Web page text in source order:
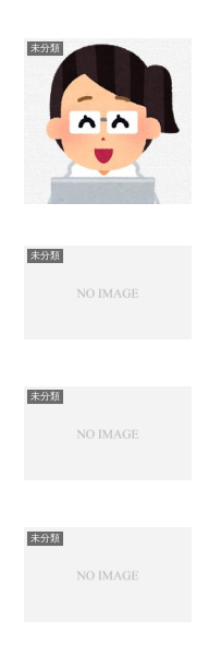
未分類
未分類
未分類
未分類